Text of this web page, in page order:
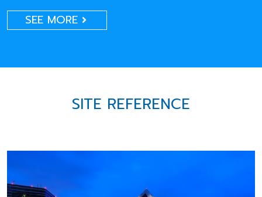
SEE MORE
SITE REFERENCE